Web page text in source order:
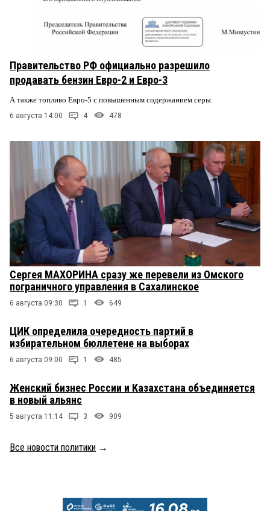
Правительство РФ официально разрешило
продавать бензин Евро-2 и Евро-3
А также топливо Евро-5 с повышенным содержанием серы.
6 августа 14:00 4 478
Сергея МАХОРИНА сразу же перевели из Омского
пограничного управления в Сахалинское
6 августа 09:30 1 649
ЦИК определила очередность партий в
избирательном бюллетене на выборах
6 августа 09:00 1 485
Женский бизнес России и Казахстана объединяется
в новый альянс
5 августа 11:14 3 909
Все новости политики →